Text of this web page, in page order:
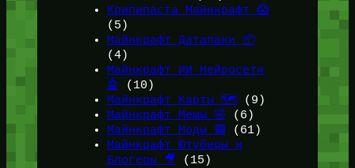
Крипипаста Майнкрафт 😱
(5)
Майнкрафт Датапаки 📦
(4)
Майнкрафт ИИ Нейросети
🤖
(10)
Майнкрафт Карты 🗺️(9)
Майнкрафт Мемы 🤣 (6)
Майнкрафт Моды 🟩 (61)
Майнкрафт Ютуберы и
Блогеры 🎥
(15)